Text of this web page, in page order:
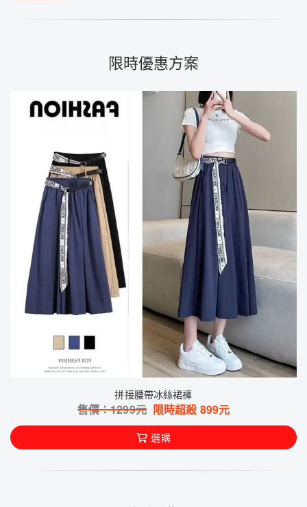
限時優惠方案
拼接腰帶冰絲裙褲
售價：1299元 限時超殺 899元
選購